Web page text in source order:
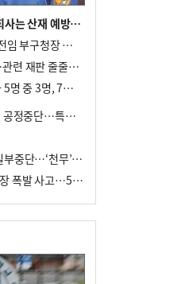
노동자 살인 폭염과 사투…회사는 산재 예방·전기료 절감 전력
강서구 기간제노동자 사망, 전임 부구청장 檢 송치
중대재해법 위헌제청 파장…관련 재판 줄줄이 브레이크
한화에어로 폭발사고 희생자 5명 중 3명, 7일 영면
한화에어로스페이스, 4·5일 공정중단…특별 안전점검
한화에어로 대전공장 생산 일부중단…‘천무’ 수출 비상
한화에어로스페이스 대전공장 폭발 사고…5명 사망·2명 부상(종합)